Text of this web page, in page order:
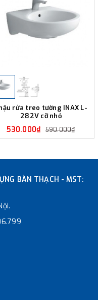
rửa treo tường INAX L-
282V cỡ nhỏ
530.000₫ 590.000₫
BÀN THẠCH - MST: